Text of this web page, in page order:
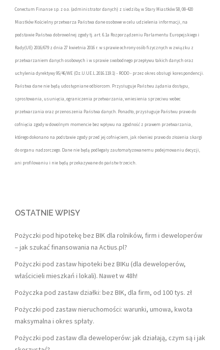
Conectum Finanse sp. z o.o. (administrator danych) z siedzibą w Stary Miastków 58, 08-420
Miastków Kościelny przetwarza Państwa dane osobowe w celu udzielenia informacji, na
podstawie Państwa dobrowolnej zgody tj. art. 6.1a Rozporządzeniu Parlamentu Europejskiego i
Rady(UE) 2016/679 z dnia 27 kwietnia 2016 r. w sprawie ochrony osób fizycznych w związku z
przetwarzaniem danych osobowych i w sprawie swobodnego przepływu takich danych oraz
uchylenia dyrektywy 95/46/WE (Dz.U.UE.L.2016.119.1) - RODO - przez okres obsługi korespondencji.
Państwa dane nie będą udostępniane odbiorcom. Przysługuje Państwu żądania dostępu,
sprostowania, usunięcia, ograniczenia przetwarzania, wniesienia sprzeciwu wobec
przetwarzania oraz przenoszenia Państwa danych. Ponadto, przysługuje Państwu prawo do
cofnięcia zgody w dowolnym momencie bez wpływu na zgodność z prawem przetwarzania,
którego dokonano na podstawie zgody przed jej cofnięciem, jak również prawo do złożenia skargi
do organu nadzorczego. Dane nie będą podlegały zautomatyzowanemu podejmowaniu decyzji,
ani profilowaniu i nie będą przekazywane do państw trzecich.
OSTATNIE WPISY
Pożyczki pod hipotekę bez BIK dla rolników, firm i deweloperów
– jak szukać finansowania na Actius.pl?
Pożyczki pod zastaw hipoteki bez BIKu (dla deweloperów,
właścicieli mieszkań i lokali). Nawet w 48h!
Pożyczka pod zastaw działki: bez BIK, dla firm, od 100 tys. zł
Pożyczki pod zastaw nieruchomości: warunki, umowa, kwota
maksymalna i okres spłaty.
Pożyczki pod zastaw dla deweloperów: jak działają, czym są i jak